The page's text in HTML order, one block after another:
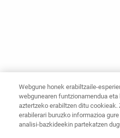
Webgune honek erabiltzaile-
webgunearen funtzionamendua
aztertzeko erabiltzen ditu cookieak.
erabilerari buruzko informazioa
analisi-bazkideekin partekatzen